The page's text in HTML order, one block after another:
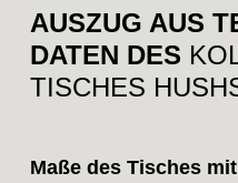
AUSZUG AUS
DATEN DES
TISCHES
Maße des Tisches